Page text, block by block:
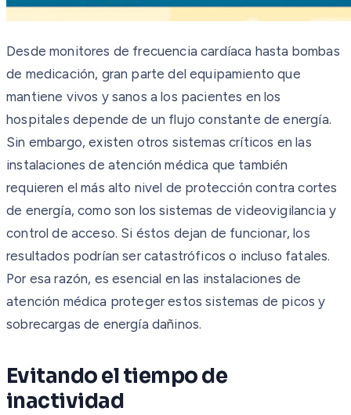
Desde monitores de frecuencia cardíaca hasta bombas
de medicación, gran parte del equipamiento que
mantiene vivos y sanos a los pacientes en los
hospitales depende de un flujo constante de energía.
Sin embargo, existen otros sistemas críticos en las
instalaciones de atención médica que también
requieren el más alto nivel de protección contra cortes
de energía, como son los sistemas de videovigilancia y
control de acceso. Si éstos dejan de funcionar, los
resultados podrían ser catastróficos o incluso fatales.
Por esa razón, es esencial en las instalaciones de
atención médica proteger estos sistemas de picos y
sobrecargas de energía dañinos.
Evitando el tiempo de
inactividad